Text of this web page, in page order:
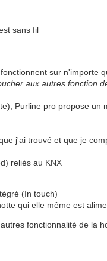
sans fil
sur n'importe
aux autres fonction
Purline pro propose
j'ai trouvé et que je
reliés au KNX
(In touch)
qui elle même est
fonctionnalité de la